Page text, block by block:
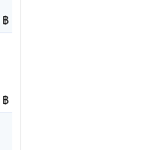
฿
฿